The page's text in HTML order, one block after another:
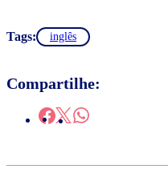
Tags: inglês
Compartilhe: